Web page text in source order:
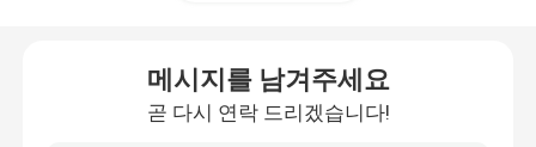
메시지를 남겨주세요
곧 다시 연락 드리겠습니다!